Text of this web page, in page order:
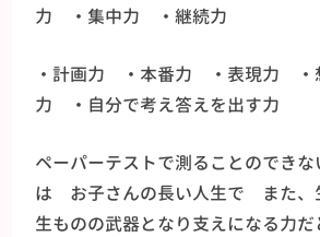
力 ・集中力 ・継続力
・計画力 ・本番力 ・表現力 ・
力 ・自分で考え答えを出す力
ペーパーテストで測ることのでき
は お子さんの長い人生で また、
生ものの武器となり支えになる力